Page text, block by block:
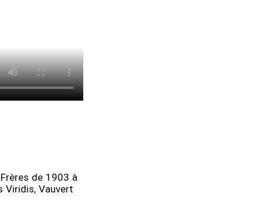
de 1903 à
Viridis, Vauvert